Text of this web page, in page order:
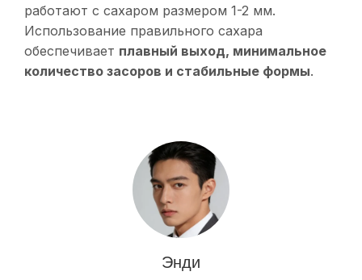
работают с сахаром размером 1-2 мм.
Использование правильного сахара
обеспечивает плавный выход, минимальное
количество засоров и стабильные формы.
Энди